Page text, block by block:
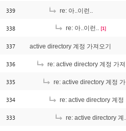
339 re: 아..이런..
338 re: 아..이런.. [1]
337 active directory 계정 가져오기
336 re: active directory 계정 가져오기
335 re: active directory 계정 가져오기
334 re: active directory 계정 가져오기
333 re: active directory 계정 가져오기